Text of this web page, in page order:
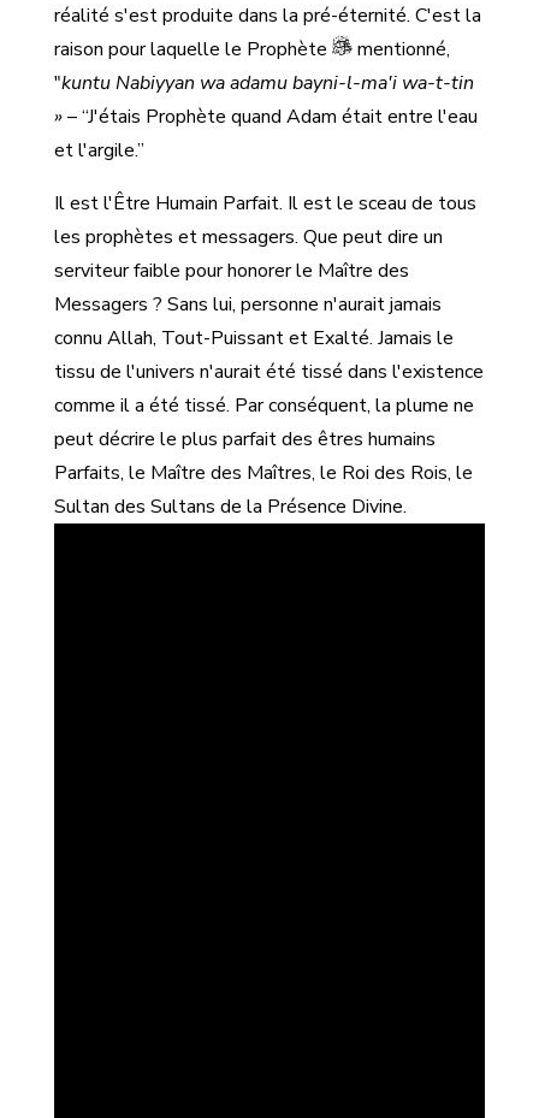
réalité s'est produite dans la pré-éternité. C'est la
raison pour laquelle le Prophète
mentionné,
"kuntu Nabiyyan wa adamu bayni-l-ma'i wa-t-tin
»– “J'étais Prophète quand Adam était entre l'eau
et l'argile.”
Il est l'Être Humain Parfait. Il est le sceau de tous
les prophètes et messagers. Que peut dire un
serviteur faible pour honorer le Maître des
Messagers ? Sans lui, personne n'aurait jamais
connu Allah, Tout-Puissant et Exalté. Jamais le
tissu de l'univers n'aurait été tissé dans l'existence
comme il a été tissé. Par conséquent, la plume ne
peut décrire le plus parfait des êtres humains
Parfaits, le Maître des Maîtres, le Roi des Rois, le
Sultan des Sultans de la Présence Divine.